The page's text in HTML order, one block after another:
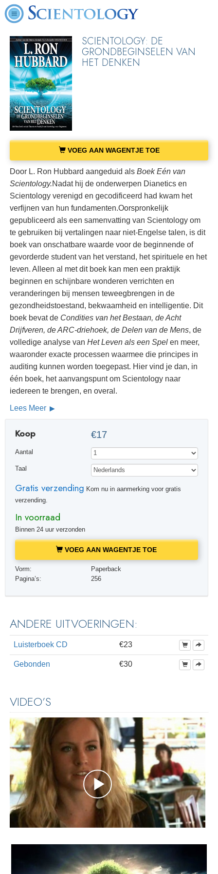
SCIENTOLOGY: DE
GRONDBEGINSELEN VAN
HET DENKEN
VOEG AAN WAGENTJE TOE
Door L. Ron Hubbard aangeduid als Boek Eén van
Scientology.Nadat hij de onderwerpen Dianetics en
Scientology verenigd en gecodificeerd had kwam het
verfijnen van hun fundamenten.Oorspronkelijk
gepubliceerd als een samenvatting van Scientology om
te gebruiken bij vertalingen naar niet-Engelse talen, is dit
boek van onschatbare waarde voor de beginnende of
gevorderde student van het verstand, het spirituele en het
leven. Alleen al met dit boek kan men een praktijk
beginnen en schijnbare wonderen verrichten en
veranderingen bij mensen teweegbrengen in de
gezondheidstoestand, bekwaamheid en intelligentie. Dit
boek bevat de Condities van het Bestaan, de Acht
Drijfveren, de ARC-driehoek, de Delen van de Mens, de
volledige analyse van Het Leven als een Spel en meer,
waaronder exacte processen waarmee die principes in
auditing kunnen worden toegepast. Hier vind je dan, in
één boek, het aanvangspunt om Scientology naar
iedereen te brengen, en overal.
Lees Meer
Koop €17
Aantal
Taal
Gratis verzending Kom nu in aanmerking voor gratis
verzending.
In voorraad
Binnen 24 uur verzonden
VOEG AAN WAGENTJE TOE
Vorm:
Paperback
Pagina’s:
256
ANDERE UITVOERINGEN:
Luisterboek CD €23
Gebonden €30
VIDEO’S